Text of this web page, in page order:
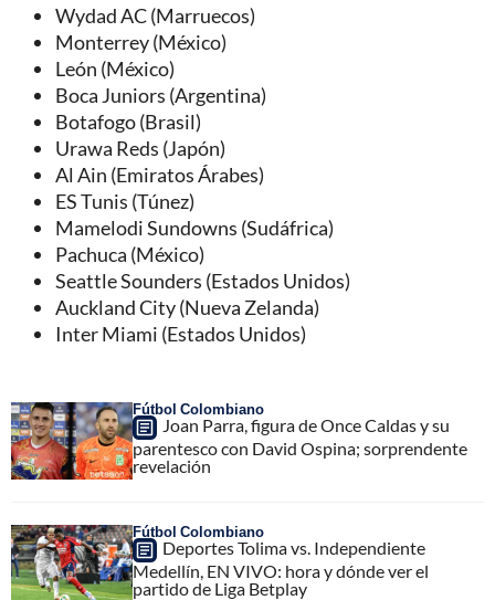
Wydad AC (Marruecos)
Monterrey (México)
León (México)
Boca Juniors (Argentina)
Botafogo (Brasil)
Urawa Reds (Japón)
Al Ain (Emiratos Árabes)
ES Tunis (Túnez)
Mamelodi Sundowns (Sudáfrica)
Pachuca (México)
Seattle Sounders (Estados Unidos)
Auckland City (Nueva Zelanda)
Inter Miami (Estados Unidos)
Fútbol Colombiano
Joan Parra, figura de Once Caldas y su
parentesco con David Ospina; sorprendente
revelación
Fútbol Colombiano
Deportes Tolima vs. Independiente
Medellín, EN VIVO: hora y dónde ver el
partido de Liga Betplay